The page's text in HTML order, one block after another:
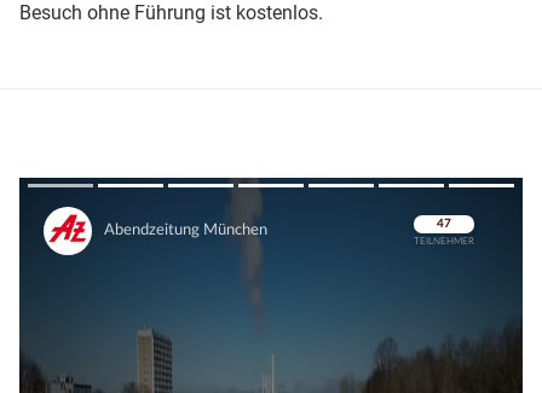
Besuch ohne Führung ist kostenlos.
Überspringen